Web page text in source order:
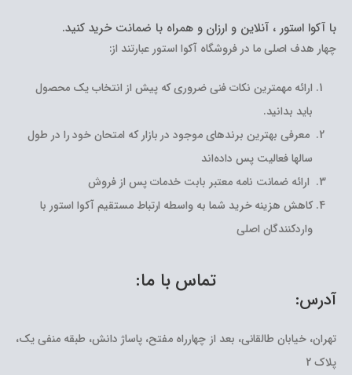
با آکوا استور ، آنلاین و ارزان و همراه با ضمانت خرید کنید.
چهار هدف اصلی ما در فروشگاه آکوا استور عبارتند از:
ارائه مهمترین نکات فنی ضروری که پیش از انتخاب یک محصول
باید بدانید.
معرفی بهترین برندهای موجود در بازار که امتحان خود را در طول
سالها فعالیت پس داده‌اند
ارائه ضمانت نامه معتبر بابت خدمات پس از فروش
کاهش هزینه خرید شما به واسطه ارتباط مستقیم آکوا استور با
واردکنندگان اصلی
تماس با ما:
آدرس:
تهران، خیابان طالقانی، بعد از چهارراه مفتح، پاساژ دانش، طبقه منفی یک،
پلاک 2